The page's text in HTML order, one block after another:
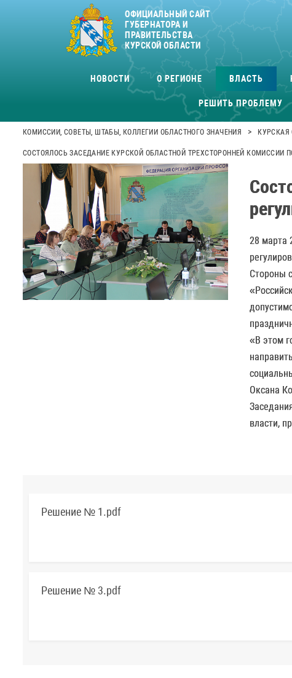
ОФИЦИАЛЬНЫЙ САЙТ
ГУБЕРНАТОРА И
ПРАВИТЕЛЬСТВА
КУРСКОЙ ОБЛАСТИ
НОВОСТИ О РЕГИОНЕ ВЛАСТЬ
РЕШИТЬ ПРОБЛЕМУ
КОМИССИИ, СОВЕТЫ, ШТАБЫ, КОЛЛЕГИИ ОБЛАСТНОГО ЗНАЧЕНИЯ >
СОСТОЯЛОСЬ ЗАСЕДАНИЕ КУРСКОЙ ОБЛАСТНОЙ ТРЕХСТОРОННЕЙ
28 марта
Стороны
«В этом
Оксана
власти,
Решение № 1.pdf
Решение № 3.pdf